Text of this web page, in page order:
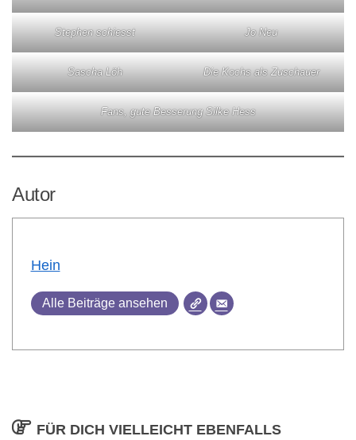
Stephen schiesst Jo Neu
Sascha Löh Die Kochs als Zuschauer
Fans, gute Besserung Silke Hess
Autor
Hein
Alle Beiträge ansehen
FÜR DICH VIELLEICHT EBENFALLS